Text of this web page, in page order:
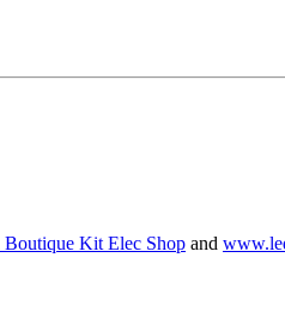
Boutique Kit Elec Shop and